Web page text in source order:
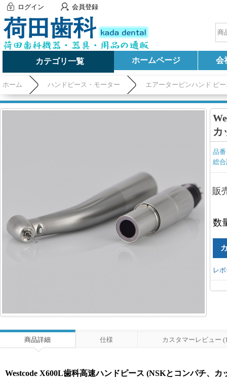
ログイン 会員登録
カテゴリ一覧 ホームページ 会
ホーム ハンドピース・モーター エアータービンハンド ピ
カ
品
総
販
数
レ
商品詳細 仕様 カスタマーレビュー
Westcode X600L歯科高速ハンドピース (NSKとコンパチ、カ